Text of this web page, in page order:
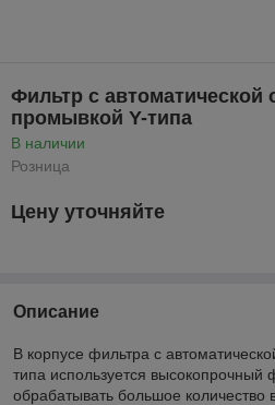
Фильтр с автоматической
промывкой Y-типа
В наличии
Розница
Цену уточняйте
Описание
В корпусе фильтра с
типа используется высокопрочный
обрабатывать большое